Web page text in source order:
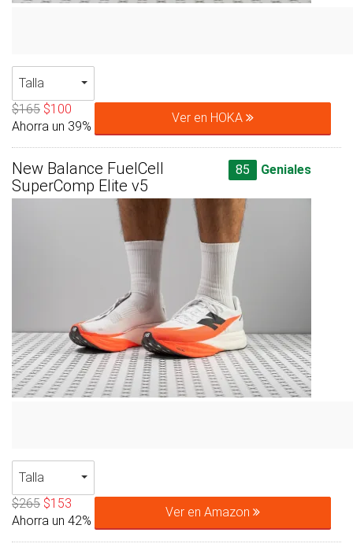
Talla
$165 $100
Ahorra un 39%
Ver en HOKA
New Balance FuelCell
SuperComp Elite v5
85 Geniales
Talla
$265 $153
Ahorra un 42%
Ver en Amazon